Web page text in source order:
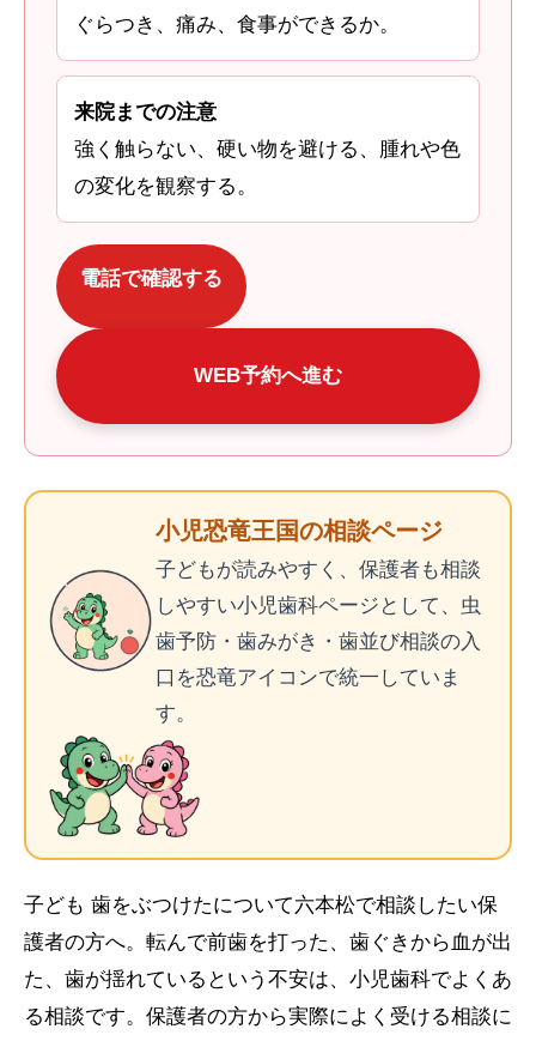
ぐらつき、痛み、食事ができるか。
来院までの注意
強く触らない、硬い物を避ける、腫れや色
の変化を観察する。
電話で確認する
WEB予約へ進む
小児恐竜王国の相談ページ
子どもが読みやすく、保護者も相談
しやすい小児歯科ページとして、虫
歯予防・歯みがき・歯並び相談の入
口を恐竜アイコンで統一していま
す。
子ども 歯をぶつけたについて六本松で相談したい保
護者の方へ。転んで前歯を打った、歯ぐきから血が出
た、歯が揺れているという不安は、小児歯科でよくあ
る相談です。保護者の方から実際によく受ける相談に